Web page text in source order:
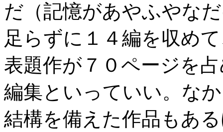
だ（記憶があやふやな
足らずに１４編を収め
表題作が７０ページを
編集といっていい。な
結構を備えた作品もあ